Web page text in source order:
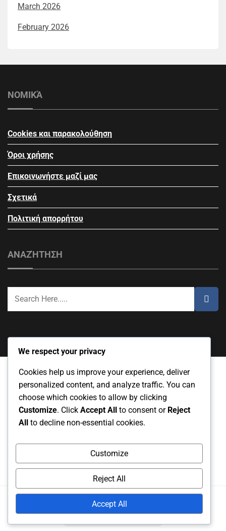
March 2026
February 2026
ΝΟΜΙΚΆ
Cookies και παρακολούθηση
Όροι χρήσης
Επικοινωνήστε μαζί μας
Σχετικά
Πολιτική απορρήτου
ΑΝΑΖΉΤΗΣΗ
Cookies και παρακολούθηση Όροι χρήσης
Επικοινωνήστε μαζί μας Σχετικά
2025. All rights reserved.
We respect your privacy
Cookies help us improve your experience, deliver
personalized content, and analyze traffic. You can
choose which cookies to allow by clicking
Customize. Click Accept All to consent or Reject
All to decline non-essential cookies.
Customize
Reject All
Accept All